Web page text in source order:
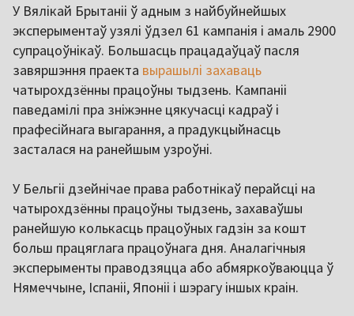
У Вялікай Брытаніі ў адным з найбуйнейшых
эксперыментаў узялі ўдзел 61 кампанія і амаль 2900
супрацоўнікаў. Большасць працадаўцаў пасля
завяршэння праекта вырашылі захаваць
чатырохдзённы працоўны тыдзень. Кампаніі
паведамілі пра зніжэнне цякучасці кадраў і
прафесійнага выгарання, а прадукцыйнасць
засталася на ранейшым узроўні.
У Бельгіі дзейнічае права работнікаў перайсці на
чатырохдзённы працоўны тыдзень, захаваўшы
ранейшую колькасць працоўных гадзін за кошт
больш працяглага працоўнага дня. Аналагічныя
эксперыменты праводзяцца або абмяркоўваюцца ў
Нямеччыне, Іспаніі, Японіі і шэрагу іншых краін.